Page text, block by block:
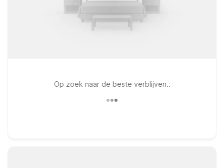
Op zoek naar de beste verblijven..